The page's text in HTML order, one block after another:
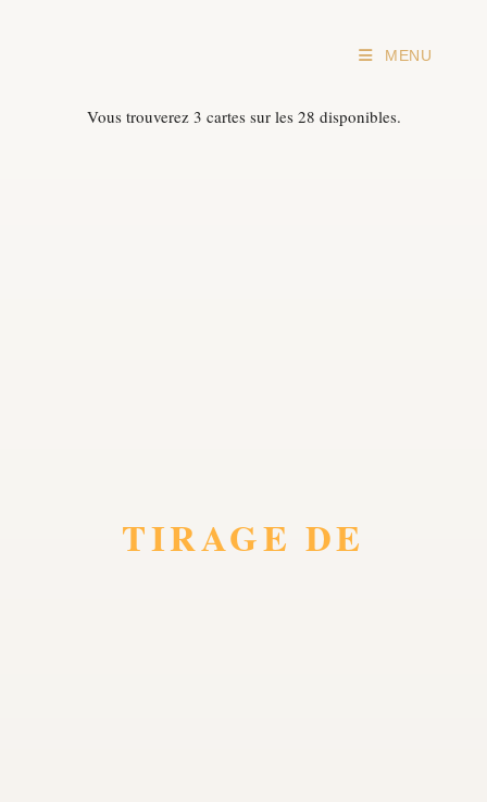
content
MENU
Vous trouverez 3 cartes sur les 28 disponibles.
TIRAGE DE